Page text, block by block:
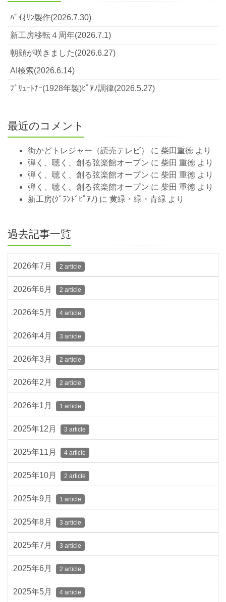
ﾊﾞｲｵﾘﾝ製作(2026.7.30)
新工房移転４周年(2026.7.1)
朝顔が咲きました(2026.6.27)
AI検索(2026.6.14)
ﾌﾞﾘｭｰﾄﾅｰ(1928年製)ﾋﾟｱﾉ調律(2026.5.27)
最近のコメント
街かどトレジャー（読売テレビ） に 柴田重徳 より
弾く、聴く、創る弦楽館オープン に 柴田 重徳 より
弾く、聴く、創る弦楽館オープン に 柴田 重徳 より
弾く、聴く、創る弦楽館オープン に 柴田 重徳 より
新工房(ｸﾞﾗﾝﾄﾞﾋﾟｱﾉ) に 黄緑・緑・青緑 より
過去記事一覧
2026年7月 2 article
2026年6月 2 article
2026年5月 4 article
2026年4月 3 article
2026年3月 2 article
2026年2月 2 article
2026年1月 1 article
2025年12月 3 article
2025年11月 4 article
2025年10月 2 article
2025年9月 1 article
2025年8月 3 article
2025年7月 3 article
2025年6月 2 article
2025年5月 4 article